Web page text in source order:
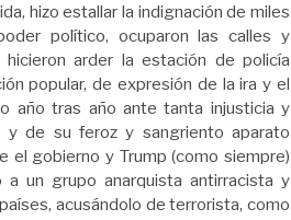
hizo estallar la indignación de miles
político, ocuparon las calles y
arder la estación de policía
popular, de expresión de la ira y el
año tras año ante tanta injusticia y
y de su feroz y sangriento aparato
el gobierno y Trump (como siempre)
a un grupo anarquista antirracista y
acusándolo de terrorista, como